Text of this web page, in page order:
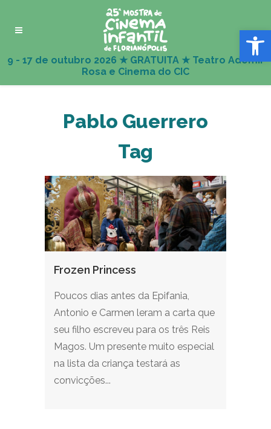
Abrir
Pablo Guerrero
Tag
Frozen Princess
Poucos dias antes da Epifania,
Antonio e Carmen leram a carta que
seu filho escreveu para os três Reis
Magos. Um presente muito especial
na lista da criança testará as
convicções...